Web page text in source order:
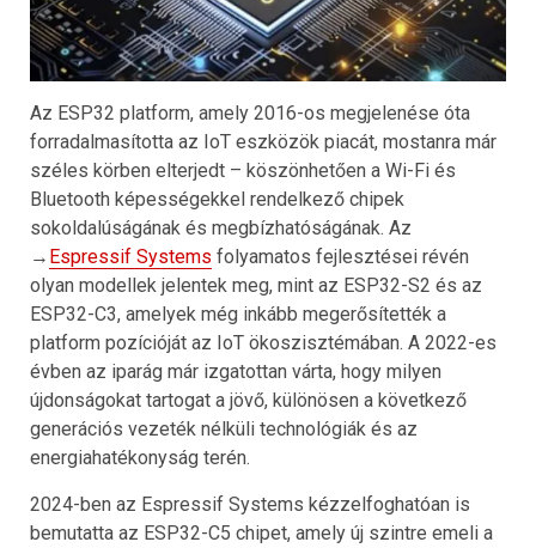
Az ESP32 platform, amely 2016-os megjelenése óta
forradalmasította az IoT eszközök piacát, mostanra már
széles körben elterjedt – köszönhetően a Wi-Fi és
Bluetooth képességekkel rendelkező chipek
sokoldalúságának és megbízhatóságának. Az
→ Espressif Systems folyamatos fejlesztései révén
olyan modellek jelentek meg, mint az ESP32-S2 és az
ESP32-C3, amelyek még inkább megerősítették a
platform pozícióját az IoT ökoszisztémában. A 2022-es
évben az iparág már izgatottan várta, hogy milyen
újdonságokat tartogat a jövő, különösen a következő
generációs vezeték nélküli technológiák és az
energiahatékonyság terén.
2024-ben az Espressif Systems kézzelfoghatóan is
bemutatta az ESP32-C5 chipet, amely új szintre emeli a